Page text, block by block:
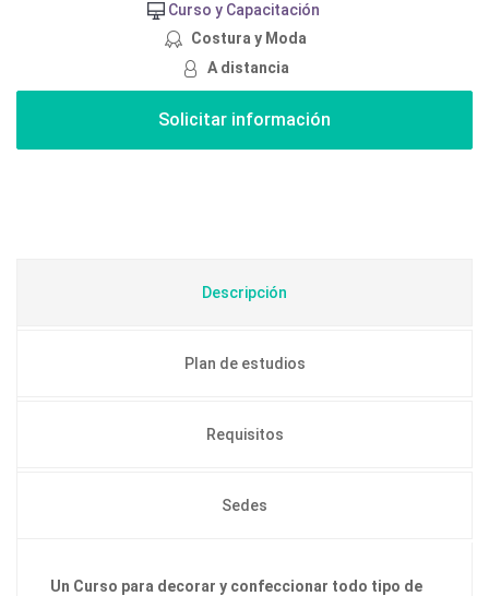
Curso y Capacitación
Costura y Moda
A distancia
Descripción
Plan de estudios
Requisitos
Sedes
Un Curso para decorar y confeccionar todo tipo de